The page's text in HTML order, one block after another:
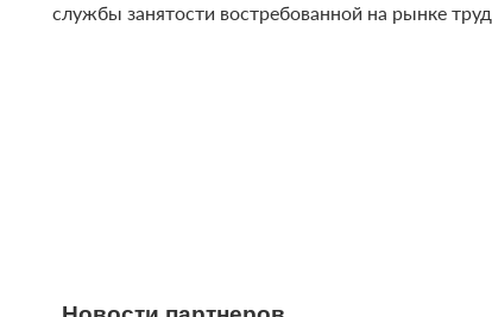
службы занятости востребованной на рынке